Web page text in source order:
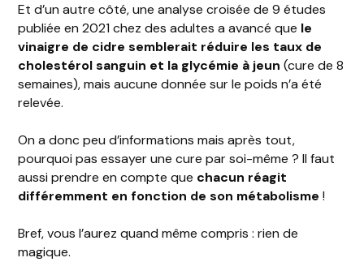
Et d’un autre côté, une analyse croisée de 9 études
publiée en 2021 chez des adultes a avancé que le
vinaigre de cidre semblerait réduire les taux de
cholestérol sanguin et la glycémie à jeun (cure de 8
semaines), mais aucune donnée sur le poids n’a été
relevée.
On a donc peu d’informations mais après tout,
pourquoi pas essayer une cure par soi-même ? Il faut
aussi prendre en compte que chacun réagit
différemment en fonction de son métabolisme !
Bref, vous l’aurez quand même compris : rien de
magique.